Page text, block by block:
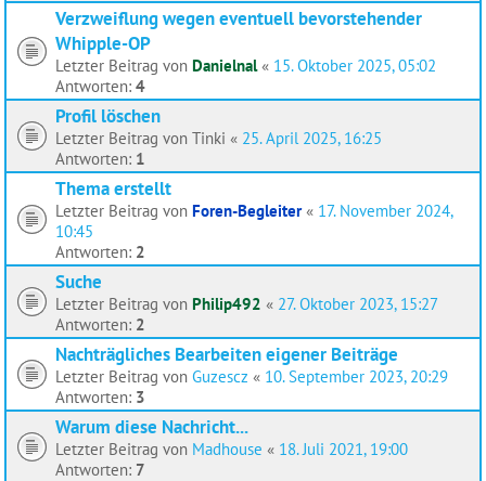
Verzweiflung wegen eventuell bevorstehender
Whipple-OP
Letzter Beitrag von Danielnal« 15. Oktober 2025, 05:02
Antworten: 4
Profil löschen
Letzter Beitrag von Tinki « 25. April 2025, 16:25
Antworten: 1
Thema erstellt
Letzter Beitrag von Foren-Begleiter« 17. November 2024,
10:45
Antworten: 2
Suche
Letzter Beitrag von Philip492 « 27. Oktober 2023, 15:27
Antworten: 2
Nachträgliches Bearbeiten eigener Beiträge
Letzter Beitrag von Guzescz « 10. September 2023, 20:29
Antworten: 3
Warum diese Nachricht...
Letzter Beitrag von Madhouse « 18. Juli 2021, 19:00
Antworten: 7